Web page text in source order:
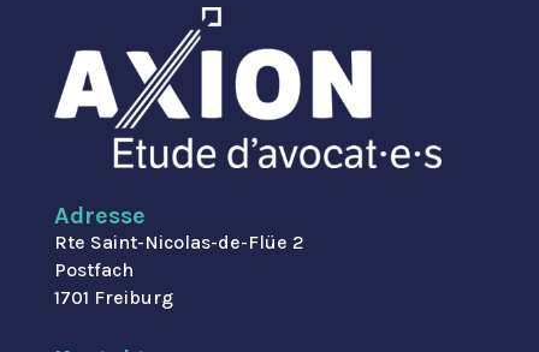
Adresse
Rte Saint-Nicolas-de-Flüe 2
Postfach
1701 Freiburg